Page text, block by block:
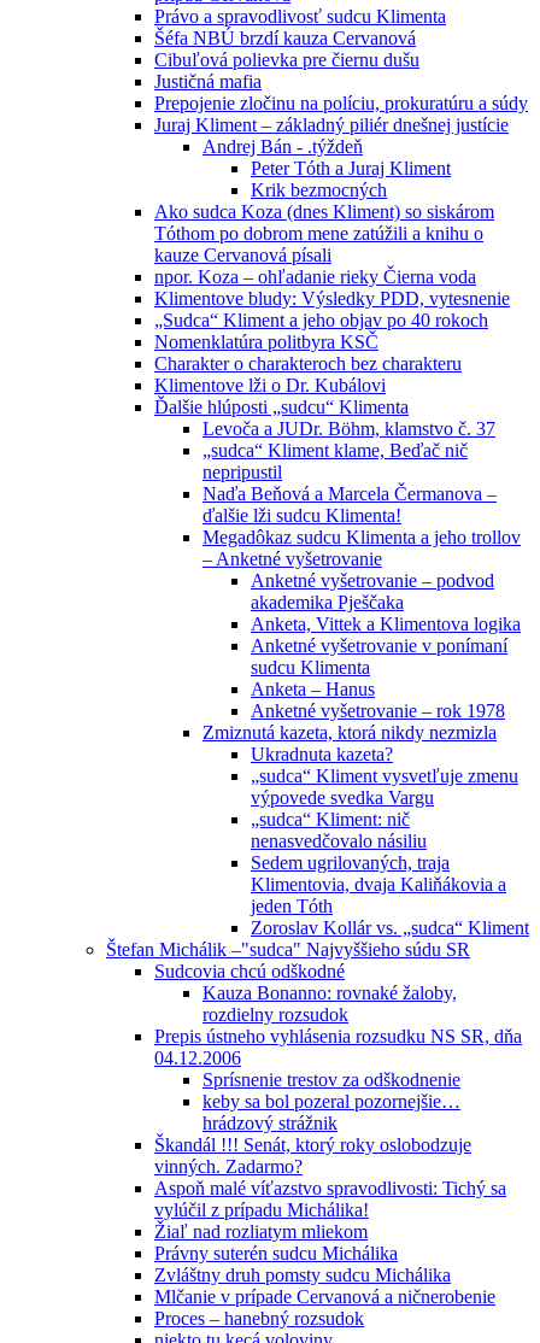
Právo a spravodlivosť sudcu Klimenta
Šéfa NBÚ brzdí kauza Cervanová
Cibuľová polievka pre čiernu dušu
Justičná mafia
Prepojenie zločinu na políciu, prokuratúru a súdy
Juraj Kliment – základný piliér dnešnej justície
Andrej Bán - .týždeň
Peter Tóth a Juraj Kliment
Krik bezmocných
Ako sudca Koza (dnes Kliment) so siskárom
Tóthom po dobrom mene zatúžili a knihu o
kauze Cervanová písali
npor. Koza – ohľadanie rieky Čierna voda
Klimentove bludy: Výsledky PDD, vytesnenie
„Sudca“ Kliment a jeho objav po 40 rokoch
Nomenklatúra politbyra KSČ
Charakter o charakteroch bez charakteru
Klimentove lži o Dr. Kubálovi
Ďalšie hlúposti „sudcu“ Klimenta
Levoča a JUDr. Böhm, klamstvo č. 37
„sudca“ Kliment klame, Beďač nič
nepripustil
Naďa Beňová a Marcela Čermanova –
ďalšie lži sudcu Klimenta!
Megadôkaz sudcu Klimenta a jeho trollov
– Anketné vyšetrovanie
Anketné vyšetrovanie – podvod
akademika Pješčaka
Anketa, Vittek a Klimentova logika
Anketné vyšetrovanie v ponímaní
sudcu Klimenta
Anketa – Hanus
Anketné vyšetrovanie – rok 1978
Zmiznutá kazeta, ktorá nikdy nezmizla
Ukradnuta kazeta?
„sudca“ Kliment vysvetľuje zmenu
výpovede svedka Vargu
„sudca“ Kliment: nič
nenasvedčovalo násiliu
Sedem ugrilovaných, traja
Klimentovia, dvaja Kaliňákovia a
jeden Tóth
Zoroslav Kollár vs. „sudca“ Kliment
Štefan Michálik –"sudca" Najvyššieho súdu SR
Sudcovia chcú odškodné
Kauza Bonanno: rovnaké žaloby,
rozdielny rozsudok
Prepis ústneho vyhlásenia rozsudku NS SR, dňa
04.12.2006
Sprísnenie trestov za odškodnenie
keby sa bol pozeral pozornejšie…
hrádzový strážnik
Škandál !!! Senát, ktorý roky oslobodzuje
vinných. Zadarmo?
Aspoň malé víťazstvo spravodlivosti: Tichý sa
vylúčil z prípadu Michálika!
Žiaľ nad rozliatym mliekom
Právny suterén sudcu Michálika
Zvláštny druh pomsty sudcu Michálika
Mlčanie v prípade Cervanová a ničnerobenie
Proces – hanebný rozsudok